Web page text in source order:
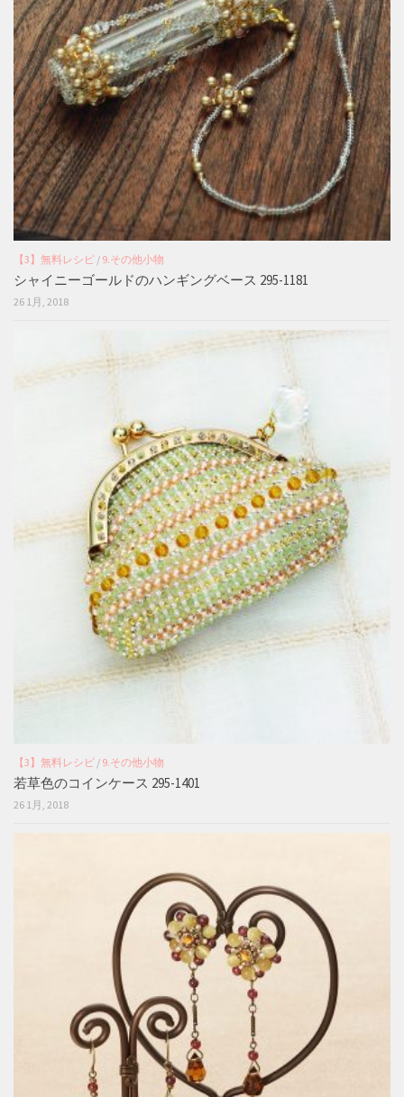
【3】無料レシピ / 9.その他小物
シャイニーゴールドのハンギングベース 295-1181
26 1月, 2018
【3】無料レシピ / 9.その他小物
若草色のコインケース 295-1401
26 1月, 2018